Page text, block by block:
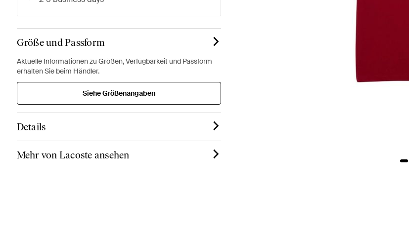
Größe und Passform
Aktuelle Informationen zu Größen, Verfügbarkeit und Passform
erhalten Sie beim Händler.
Siehe Größenangaben
Details
Mehr von Lacoste ansehen